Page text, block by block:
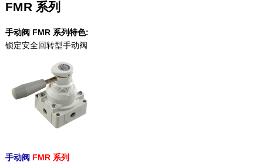
FMR 系列
手动阀 FMR 系列特色:
锁定安全回转型手动阀
手动阀 FMR 系列